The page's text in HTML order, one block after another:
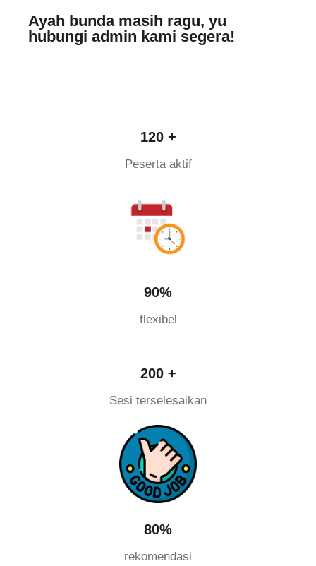
Ayah bunda masih ragu, yu
hubungi admin kami segera!
120 +
Peserta aktif
90%
flexibel
200 +
Sesi terselesaikan
80%
rekomendasi